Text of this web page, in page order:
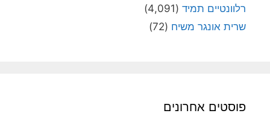
רלוונטיים תמיד (4,091)
שרית אונגר משיח (72)
פוסטים אחרונים